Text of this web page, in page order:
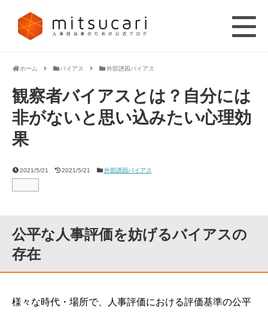
ホーム バイアス 外部誘因バイアス
観察者バイアスとは？自分には
非がないと思い込みたい心理効
果
2021/5/21 2021/5/21 外部誘因バイアス
公平な人事評価を妨げるバイアスの
存在
様々な時代・場所で、人事評価における評価基準の公平